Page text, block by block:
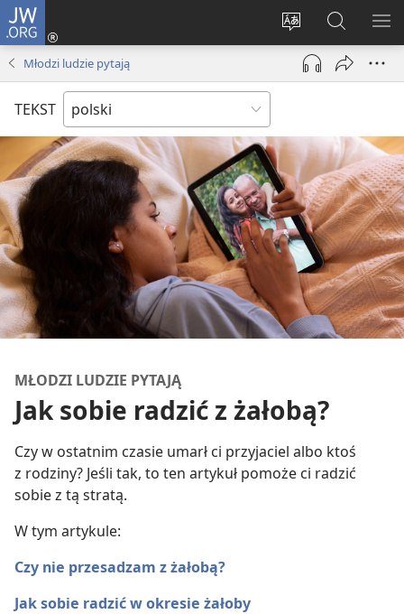
JW.ORG
Wybór
języka
Logowanie
(opens
window)
Szukaj
na
JW.ORG
Młodzi ludzie pytają
TEKST
MŁODZI LUDZIE PYTAJĄ
Jak sobie radzić z żałobą?
Czy w ostatnim czasie umarł ci przyjaciel albo ktoś
z rodziny? Jeśli tak, to ten artykuł pomoże ci radzić
sobie z tą stratą.
W tym artykule:
Czy nie przesadzam z żałobą?
Jak sobie radzić w okresie żałoby